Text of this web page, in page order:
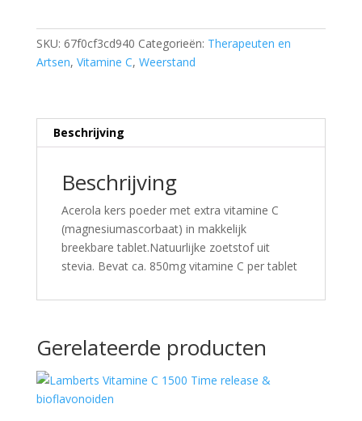
SKU: 67f0cf3cd940 Categorieën: Therapeuten en
Artsen, Vitamine C, Weerstand
Beschrijving
Beschrijving
Acerola kers poeder met extra vitamine C
(magnesiumascorbaat) in makkelijk
breekbare tablet.Natuurlijke zoetstof uit
stevia. Bevat ca. 850mg vitamine C per tablet
Gerelateerde producten